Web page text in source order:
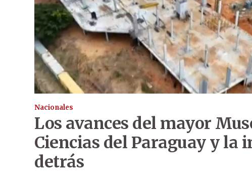
Nacionales
Los avances del mayor
Ciencias del Paraguay y la
detrás